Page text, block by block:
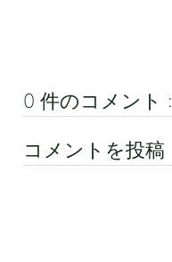
0 件のコメント :
コメントを投稿